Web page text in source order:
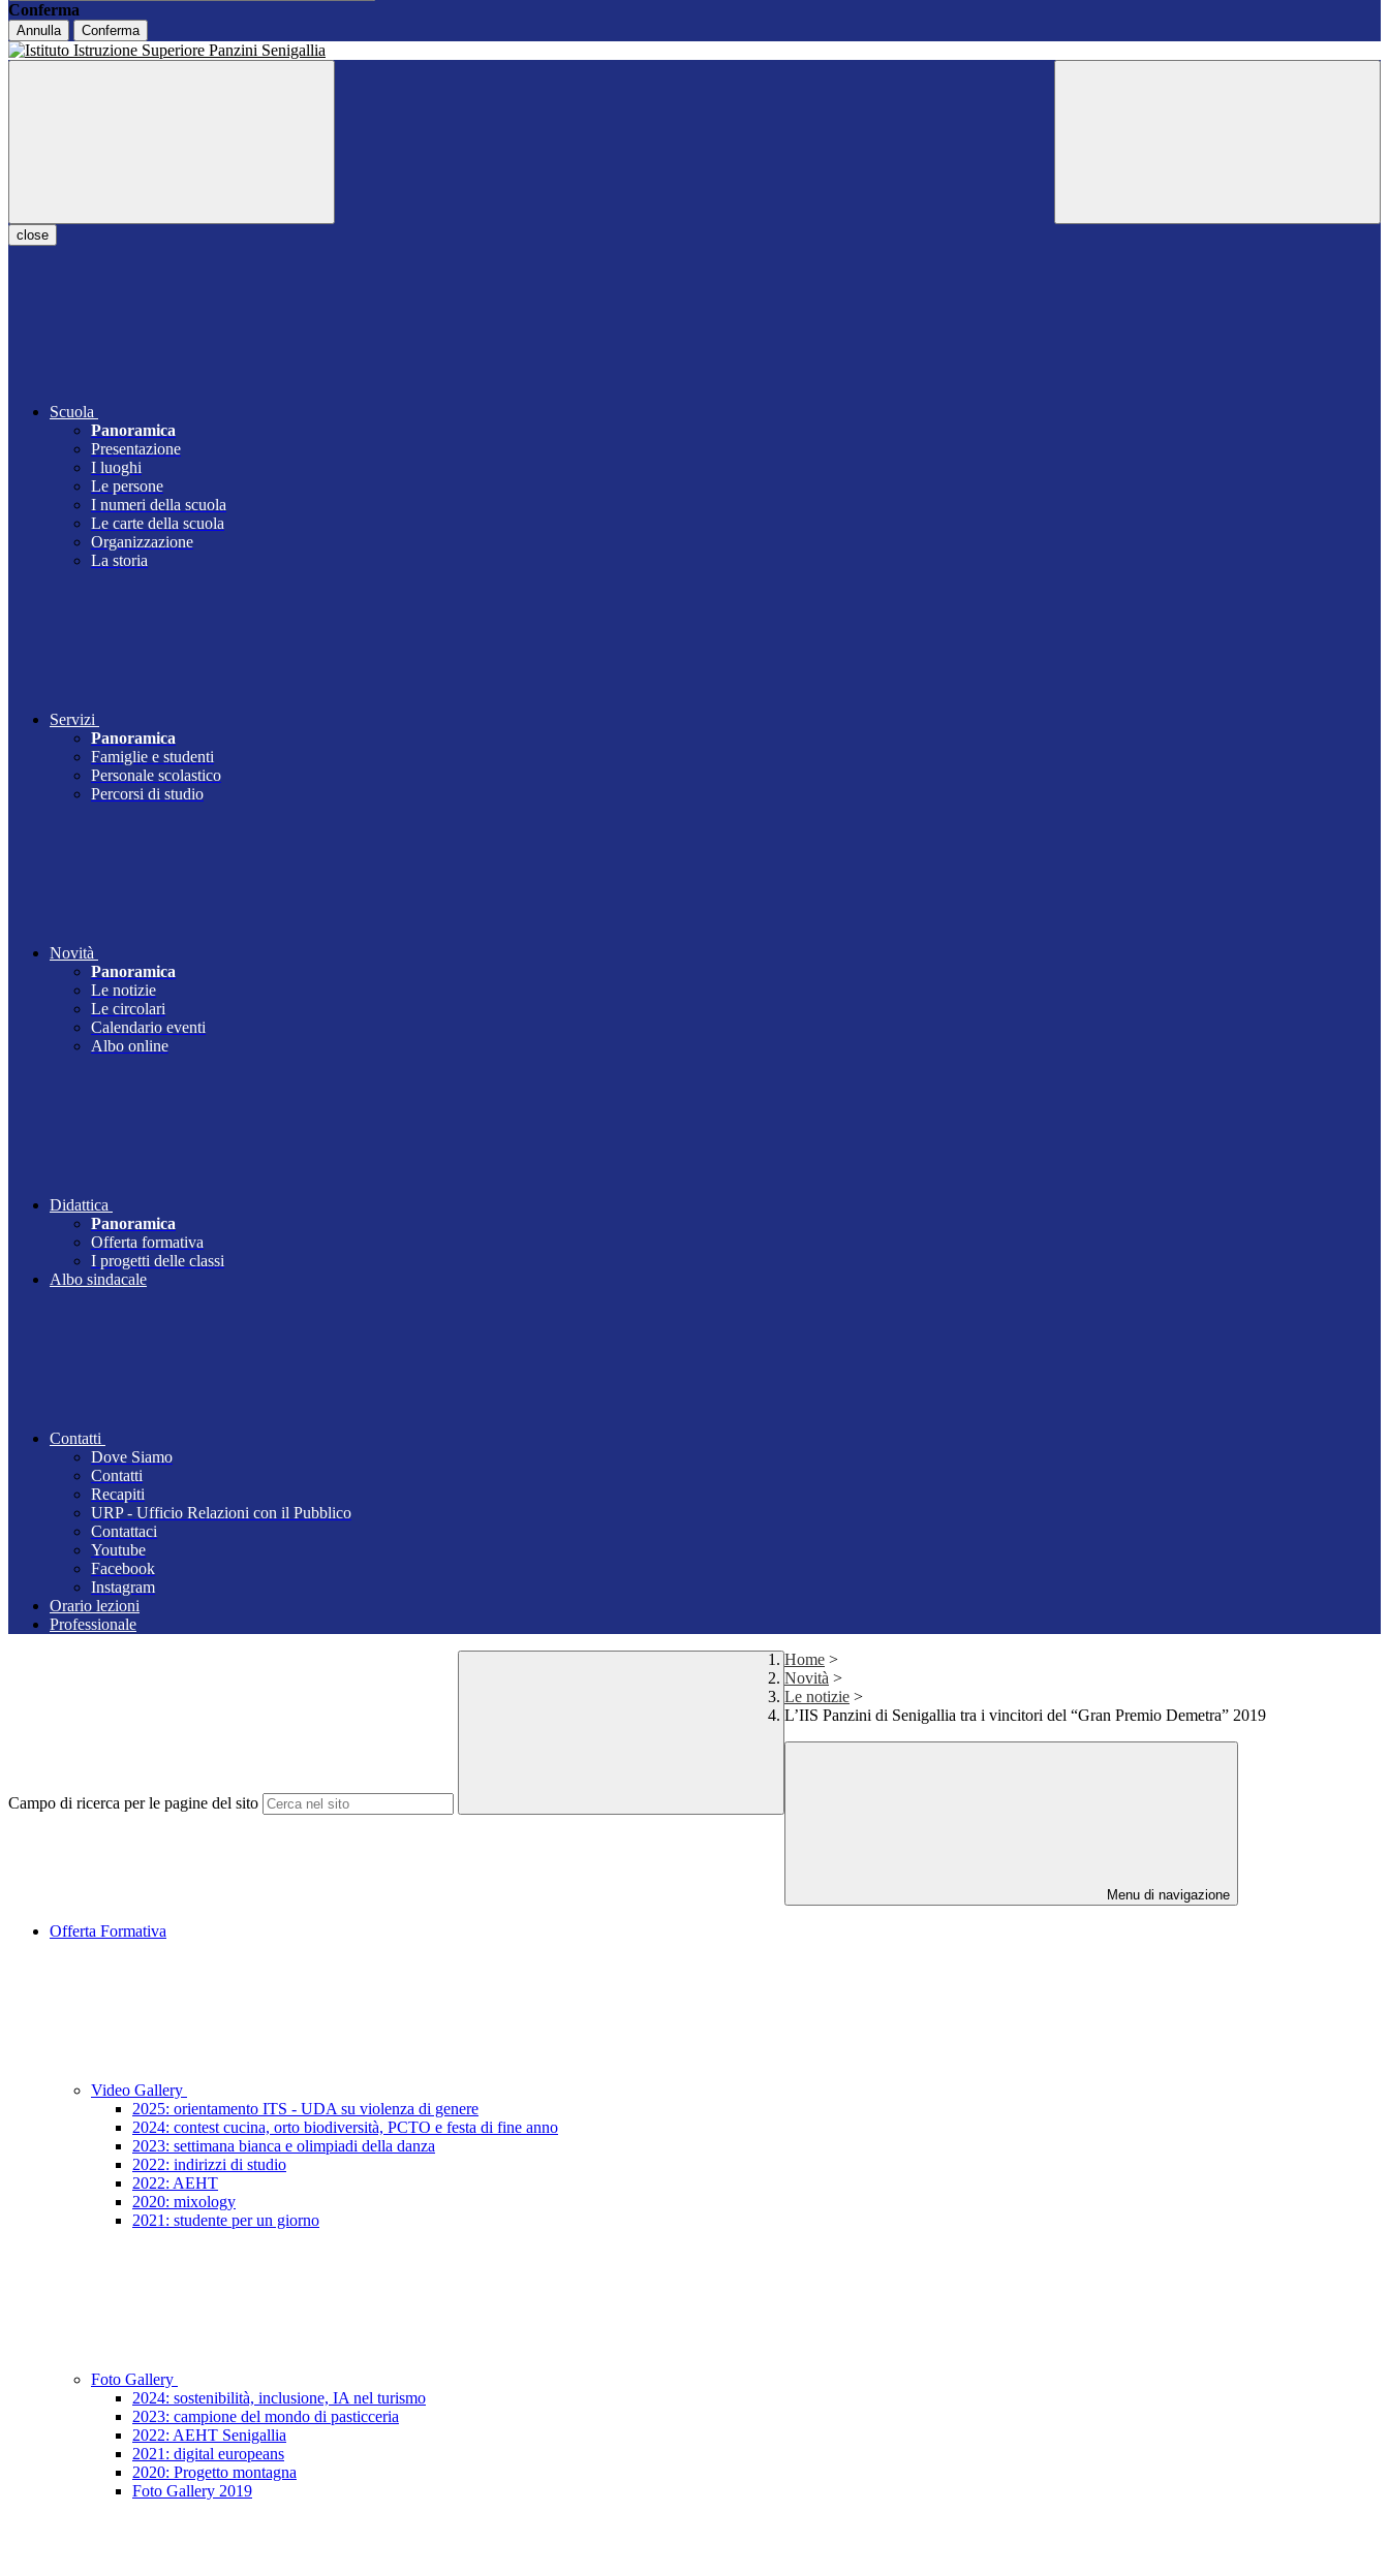
Conferma
Annulla Conferma
close
Scuola
Panoramica
Presentazione
I luoghi
Le persone
I numeri della scuola
Le carte della scuola
Organizzazione
La storia
Servizi
Panoramica
Famiglie e studenti
Personale scolastico
Percorsi di studio
Novità
Panoramica
Le notizie
Le circolari
Calendario eventi
Albo online
Didattica
Panoramica
Offerta formativa
I progetti delle classi
Albo sindacale
Contatti
Dove Siamo
Contatti
Recapiti
URP - Ufficio Relazioni con il Pubblico
Contattaci
Youtube
Facebook
Instagram
Orario lezioni
Professionale
Campo di ricerca per le pagine del sito
Home >
Novità >
Le notizie >
L’IIS Panzini di Senigallia tra i vincitori del “Gran Premio Demetra” 2019
Menu di navigazione
Offerta Formativa
Video Gallery
2025: orientamento ITS - UDA su violenza di genere
2024: contest cucina, orto biodiversità, PCTO e festa di fine anno
2023: settimana bianca e olimpiadi della danza
2022: indirizzi di studio
2022: AEHT
2020: mixology
2021: studente per un giorno
Foto Gallery
2024: sostenibilità, inclusione, IA nel turismo
2023: campione del mondo di pasticceria
2022: AEHT Senigallia
2021: digital europeans
2020: Progetto montagna
Foto Gallery 2019